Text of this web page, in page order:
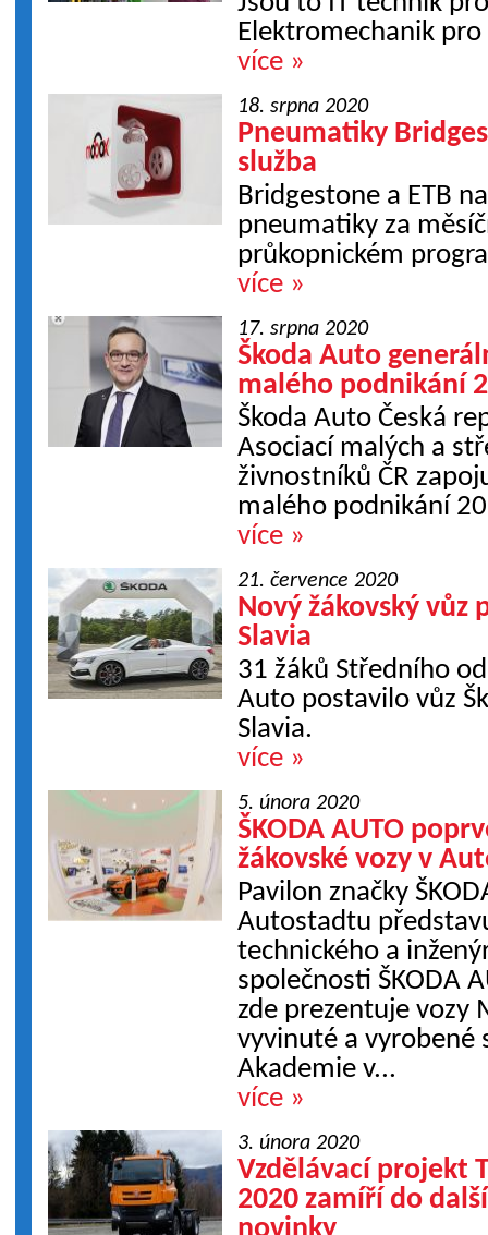
Elektromechanik
více »
18. srpna 2020
Pneumatiky
služba
Bridgestone a ETB
pneumatiky za
průkopnickém
více »
17. srpna 2020
Škoda Auto
malého podnikání
Škoda Auto Česká
Asociací malých a
živnostníků ČR
malého podnikání
více »
21. července 2020
Nový žákovský vůz
Slavia
31 žáků Středního
Auto postavilo vůz
Slavia.
více »
5. února 2020
ŠKODA AUTO
žákovské vozy v
Pavilon značky
Autostadtu
technického a
společnosti ŠKODA
zde prezentuje vozy
vyvinuté a vyrobené
Akademie v...
více »
3. února 2020
Vzdělávací projekt
2020 zamíří do